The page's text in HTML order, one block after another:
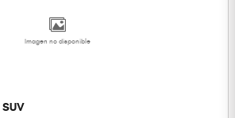
Imagen no disponible